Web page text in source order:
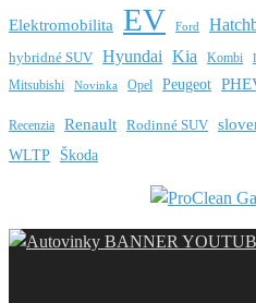
Elektromobilita EV Ford
hybridné SUV Hyundai Kia Kombi
Mitsubishi Novinka Opel Peugeot
Recenzia Renault Rodinné SUV
WLTP Škoda